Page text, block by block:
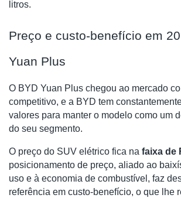
litros.
Preço e custo-benefício em
Yuan Plus
O BYD Yuan Plus chegou ao mercado
competitivo, e a BYD tem
valores para manter o modelo como um
do seu segmento.
O preço do SUV elétrico fica na faixa de
posicionamento de preço, aliado ao
uso e à economia de combustível, faz
referência em custo-benefício, o que lhe